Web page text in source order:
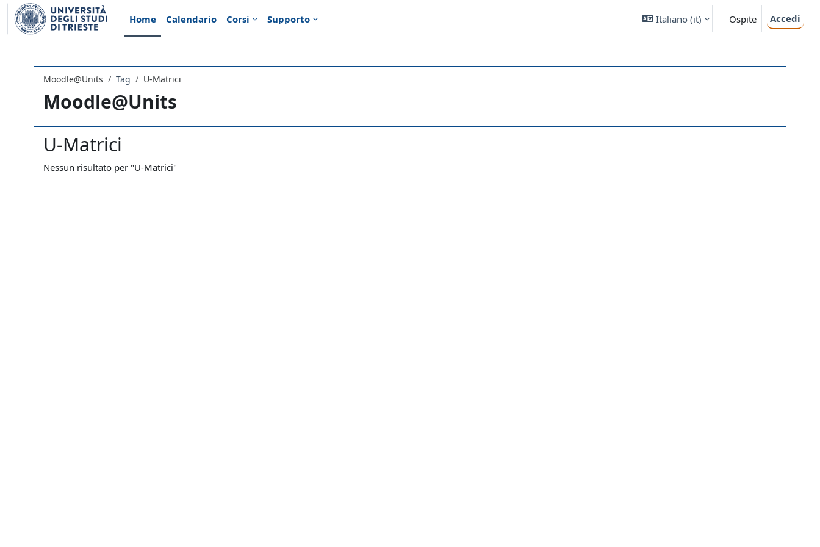
Vai al contenuto principale
Home
Calendario Corsi Supporto Italiano ‎(it)‎ Ospite Accedi
Moodle@Units Tag U-Matrici
Moodle@Units
U-Matrici
Nessun risultato per "U-Matrici"